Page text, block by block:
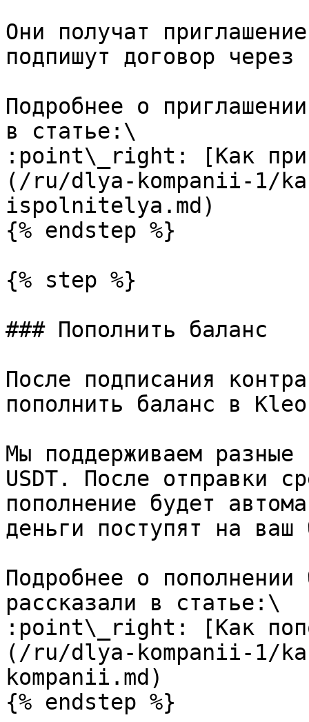
Они получат
подпишут договор
Подробнее о
в статье:\
:point\_right: [Как
(/ru/dlya-kompanii-1/
ispolnitelya.md)
{% endstep %}
{% step %}
### Пополнить баланс
После подписания
пополнить баланс в
Мы поддерживаем
USDT. После отправки
пополнение будет
деньги поступят на ваш
Подробнее о
рассказали в статье:\
:point\_right: [Как
(/ru/dlya-kompanii-1/
kompanii.md)
{% endstep %}